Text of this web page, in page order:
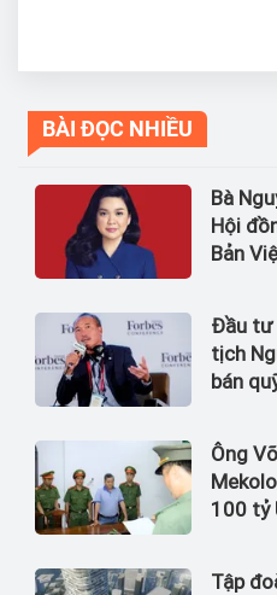
BÀI ĐỌC NHIỀU
Bà
Hội
Bản
Đầu tư
tịch
bán
Ông
100 tỷ
Tập